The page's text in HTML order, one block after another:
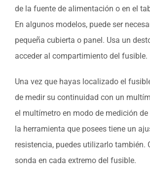
de la fuente de alimentación o en el
En algunos modelos, puede ser
pequeña cubierta o panel. Usa un
acceder al compartimiento del fusible.
Una vez que hayas localizado el
de medir su continuidad con un
el multímetro en modo de medición
la herramienta que posees tiene un
resistencia, puedes utilizarlo también.
sonda en cada extremo del fusible.